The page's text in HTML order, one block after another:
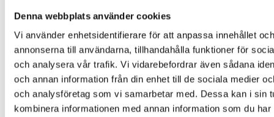
Denna webbplats använder cookies
Vi använder enhetsidentifierare för att anpassa innehållet och
annonserna till användarna, tillhandahålla funktioner för
och analysera vår trafik. Vi vidarebefordrar även sådana
och annan information från din enhet till de sociala medier
och analysföretag som vi samarbetar med. Dessa kan i sin
kombinera informationen med annan information som du har
design – och samtidigt se till att dina glasögon alltid
ligger där du kan hitta dem. En perfekt presentidé för
både tennisspelare och sportens fans.
Vikt 200 g
Du kanske också gillar …